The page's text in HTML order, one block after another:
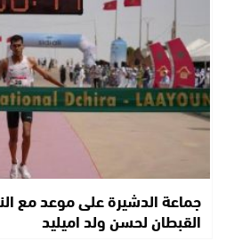
جماعة الدشيرة على موعد مع
القبطان لحسن ولد اميليد